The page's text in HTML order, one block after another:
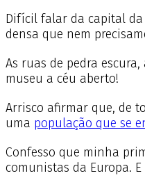
Difícil falar da capital da
densa que nem
As ruas de pedra
museu a céu aberto!
Arrisco afirmar que, de
uma população que se
Confesso que minha
comunistas da Europa.